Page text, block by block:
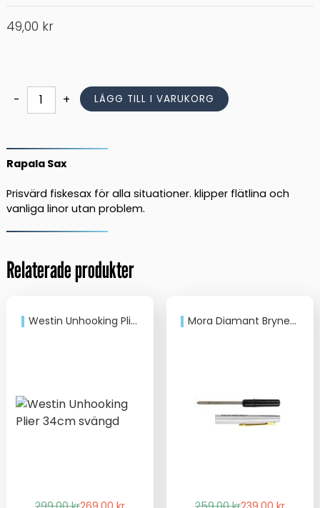
49,00 kr
-
Rapala
+ LÄGG TILL I VARUKORG
Rapala Sax
Prisvärd fiskesax för alla situationer. klipper flätlina och
vanliga linor utan problem.
Relaterade produkter
Westin Unhooking Plier 34cm svängd Mora Diamant Bryne S 11968